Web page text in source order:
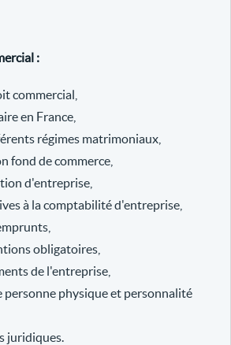
:
commercial,
en France,
régimes matrimoniaux,
fond de commerce,
d'entreprise,
à la comptabilité d'entreprise,
obligatoires,
de l'entreprise,
personne physique et personnalité
juridiques.